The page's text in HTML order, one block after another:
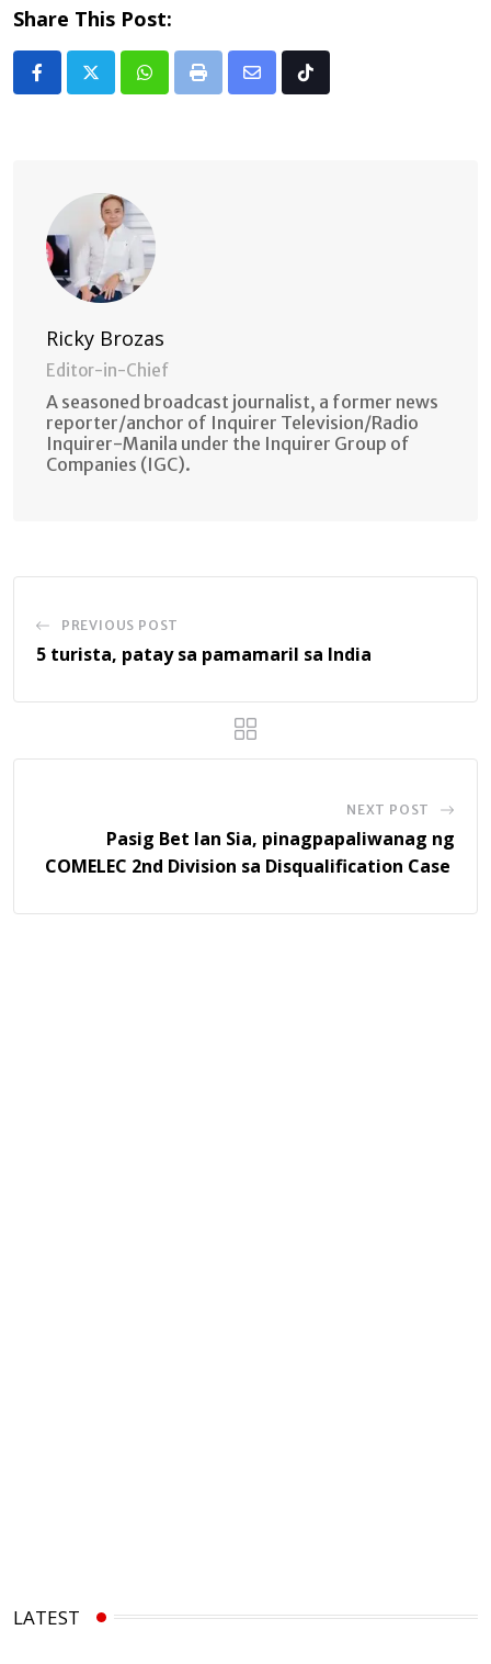
Share This Post:
Whatsapp
Print
Share Tiktok
Ricky Brozas
Editor-in-Chief
A seasoned broadcast journalist, a former news
reporter/anchor of Inquirer Television/Radio
Inquirer-Manila under the Inquirer Group of
Companies (IGC).
PREVIOUS POST
5 turista, patay sa pamamaril sa India
NEXT POST
Pasig Bet Ian Sia, pinagpapaliwanag ng
COMELEC 2nd Division sa Disqualification Case
LATEST